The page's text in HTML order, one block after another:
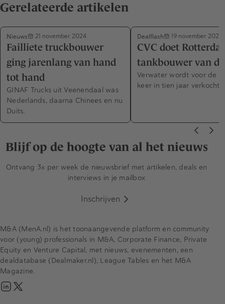
Gerelateerde artikelen
Nieuws 21 november 2024
Failliete truckbouwer
ging jarenlang van hand
tot hand
GINAF Trucks uit Veenendaal was
Nederlands, daarna Chinees en nu
Duits.
Dealflash 19 november 2024
CVC doet
tankbouwer van
Verwater wordt voor de
keer in tien jaar verkocht.
Blijf op de hoogte van al het nieuws
Ontvang 3x per week de nieuwsbrief met artikelen, deals en
interviews in je mailbox
Inschrijven
M&A (MenA.nl) is het toonaangevende platform en community
voor (young) professionals in M&A, Corporate Finance, Private
Equity en Venture Capital, met nieuws, evenementen, een
dealdatabase (Dealmaker.nl), League Tables en het M&A
Magazine.